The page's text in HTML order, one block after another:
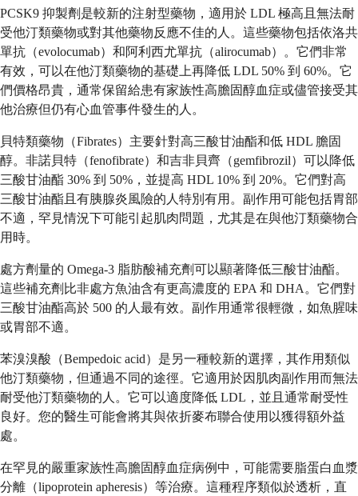
PCSK9 抑製劑是較新的注射型藥物，適用於 LDL 極高且無法耐
受他汀類藥物或對其他藥物反應不佳的人。這些藥物包括依洛共
單抗（evolocumab）和阿利西尤單抗（alirocumab）。它們非常
有效，可以在他汀類藥物的基礎上再降低 LDL 50% 到 60%。它
們價格昂貴，通常保留給患有家族性高膽固醇血症或儘管接受其
他治療但仍有心血管事件發生的人。
貝特類藥物（Fibrates）主要針對高三酸甘油酯和低 HDL 膽固
醇。非諾貝特（fenofibrate）和吉非貝齊（gemfibrozil）可以降低
三酸甘油酯 30% 到 50%，並提高 HDL 10% 到 20%。它們對高
三酸甘油酯且有胰腺炎風險的人特別有用。副作用可能包括胃部
不適，罕見情況下可能引起肌肉問題，尤其是在與他汀類藥物合
用時。
處方劑量的 Omega-3 脂肪酸補充劑可以顯著降低三酸甘油酯。
這些補充劑比非處方魚油含有更高濃度的 EPA 和 DHA。它們對
三酸甘油酯高於 500 的人最有效。副作用通常很輕微，如魚腥味
或胃部不適。
苯溴溴酸（Bempedoic acid）是另一種較新的選擇，其作用類似
他汀類藥物，但通過不同的途徑。它適用於因肌肉副作用而無法
耐受他汀類藥物的人。它可以適度降低 LDL，並且通常耐受性
良好。您的醫生可能會將其與依折麥布聯合使用以獲得額外益
處。
在罕見的嚴重家族性高膽固醇血症病例中，可能需要脂蛋白血漿
分離（lipoprotein apheresis）等治療。這種程序類似於透析，直